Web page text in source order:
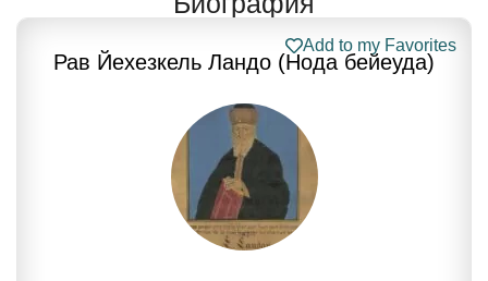
Рав Йехезкель Ландо (Нода бейеуда)
Add to my Favorites